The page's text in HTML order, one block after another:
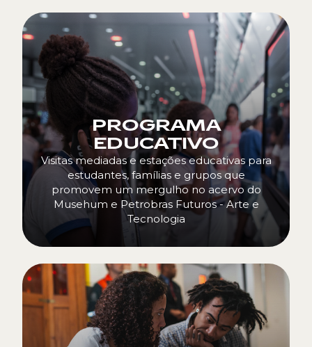
PROGRAMA
EDUCATIVO
Visitas mediadas e estações educativas para
estudantes, famílias e grupos que
promovem um mergulho no acervo do
Musehum e Petrobras Futuros - Arte e
Tecnologia